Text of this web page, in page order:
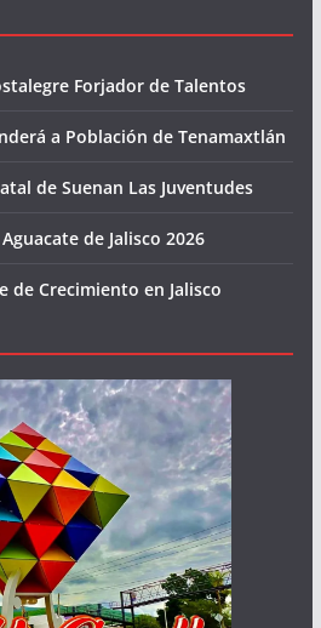
Forjador de Talentos
a Población de Tenamaxtlán
de Suenan Las Juventudes
de Jalisco 2026
de Crecimiento en Jalisco